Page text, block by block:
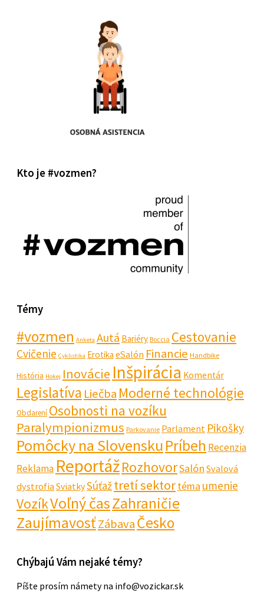
Kto je #vozmen?
Témy
#vozmen Anketa Autá Bariéry Boccia Cestovanie
Cvičenie Cyklistika Erotika eSalón Financie Handbike
História Hokej Inovácie Inšpirácia Komentár
Legislatíva Liečba Moderné technológie
Obdarení Osobnosti na vozíku
Paralympionizmus Parkovanie Parlament Pikošky
Pomôcky na SlovenskuPríbeh Recenzia
Reklama ReportážRozhovorSalón Svalová
dystrofiaSviatkySúťažtretí sektortéma umenie
VozíkVoľný časZahraničie
ZaujímavosťZábavaČesko
Chýbajú Vám nejaké témy?
Píšte prosím námety na info@vozickar.sk